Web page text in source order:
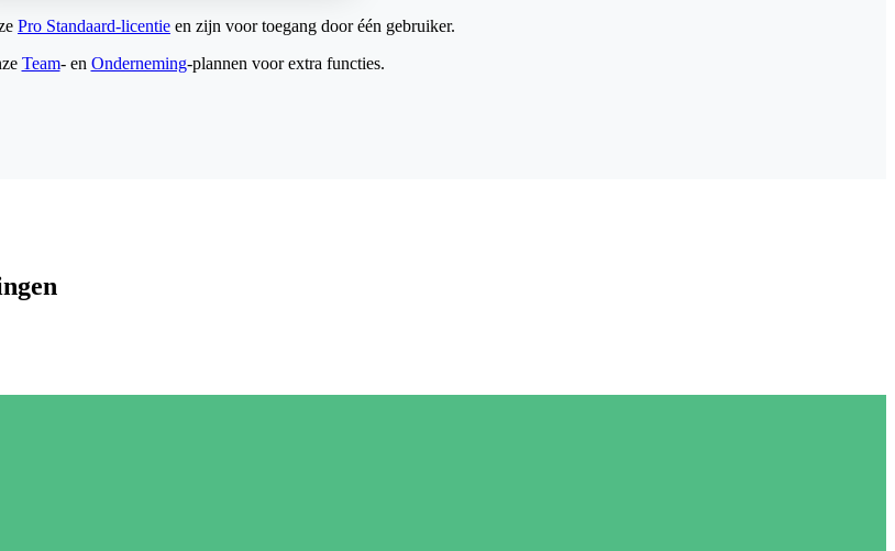
Pro Standaard-licentie en zijn voor toegang door één gebruiker.
Team- en Onderneming-plannen voor extra functies.